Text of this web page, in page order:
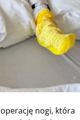
nogi, która